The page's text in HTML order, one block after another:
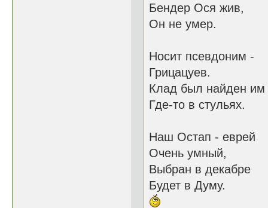
Бендер Ося жив,
Он не умер.
Носит псевдоним -
Грицацуев.
Клад был найден им
Где-то в стульях.
Наш Остап - еврей
Очень умный,
Выбран в декабре
Будет в Думу.